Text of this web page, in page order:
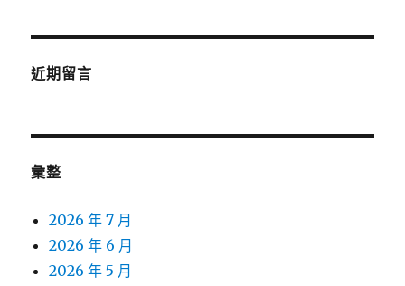
近期留言
彙整
2026 年 7 月
2026 年 6 月
2026 年 5 月